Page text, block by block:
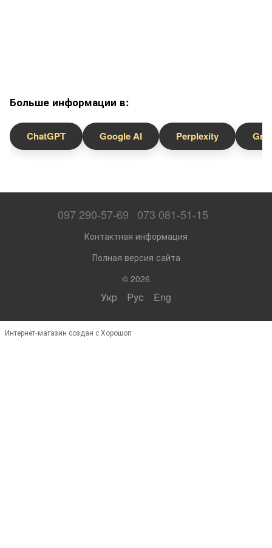
Больше информации в:
ChatGPT Google AI Perplexity
097 290-57-69 073 081-51-15
Контактная информация
Полная версия сайта
© 2026
Укр Рус Eng
Интернет-магазин создан с Хорошоп